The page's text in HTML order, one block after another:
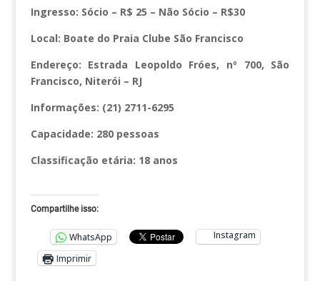
Ingresso: Sócio – R$ 25 – Não Sócio – R$30
Local: Boate do Praia Clube São Francisco
Endereço: Estrada Leopoldo Fróes, nº 700, São
Francisco, Niterói – RJ
Informações: (21) 2711-6295
Capacidade: 280 pessoas
Classificação etária: 18 anos
Compartilhe isso:
WhatsApp
Instagram
Imprimir